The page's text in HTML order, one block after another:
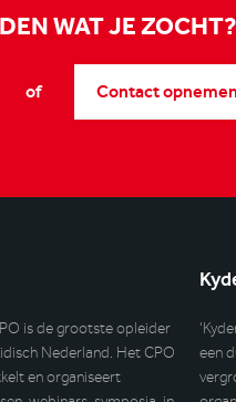
WAT JE ZOCHT?
of Contact opnemen
is de grootste opleider
Nederland. Het CPO
en organiseert
een